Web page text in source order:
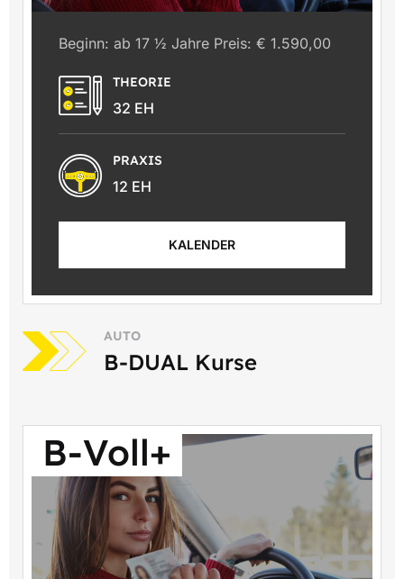
Beginn: ab 17 ½ Jahre Preis: € 1.590,00
THEORIE
32 EH
PRAXIS
12 EH
KALENDER
AUTO
B-DUAL Kurse
B-Voll+